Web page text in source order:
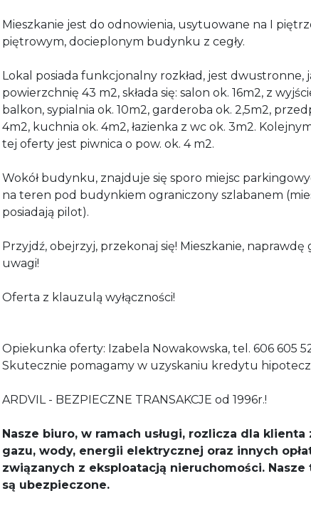
Mieszkanie jest do odnowienia, usytuowane na I
piętrowym, docieplonym budynku z cegły.
Lokal posiada funkcjonalny rozkład, jest dwustronne,
powierzchnię 43 m2, składa się: salon ok. 16m2, z
balkon, sypialnia ok. 10m2, garderoba ok. 2,5m2,
4m2, kuchnia ok. 4m2, łazienka z wc ok. 3m2.
tej oferty jest piwnica o pow. ok. 4 m2.
Wokół budynku, znajduje się sporo miejsc
na teren pod budynkiem ograniczony szlabanem
posiadają pilot).
Przyjdź, obejrzyj, przekonaj się! Mieszkanie, naprawdę
uwagi!
Oferta z klauzulą
Opiekunka oferty: Izabela Nowakowska, tel. 606 605
Skutecznie pomagamy w uzyskaniu kredytu
ARDVIL - BEZPIECZNE TRANSAKCJE od 1996r.!
Nasze biuro, w ramach usługi, rozlicza dla klienta
gazu, wody, energii elektrycznej oraz innych
związanych z eksploatacją nieruchomości. Nasze
są ubezpieczone.